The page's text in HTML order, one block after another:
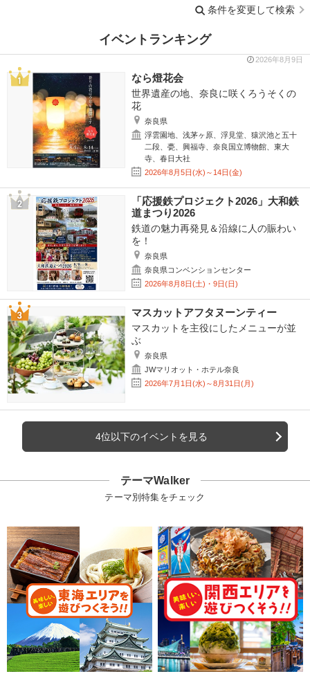
条件を変更して検索
イベントランキング
2026年8月9日
なら燈花会
世界遺産の地、奈良に咲くろうそくの
花
奈良県
浮雲園地、浅茅ヶ原、浮見堂、猿沢池と五十
二段、甍、興福寺、奈良国立博物館、東大
寺、春日大社
2026年8月5日(水)～14日(金)
「応援鉄プロジェクト2026」大和鉄
道まつり2026
鉄道の魅力再発見＆沿線に人の賑わい
を！
奈良県
奈良県コンベンションセンター
2026年8月8日(土)・9日(日)
マスカットアフタヌーンティー
マスカットを主役にしたメニューが並
ぶ
奈良県
JWマリオット・ホテル奈良
2026年7月1日(水)～8月31日(月)
4位以下のイベントを見る
テーマWalker
テーマ別特集をチェック